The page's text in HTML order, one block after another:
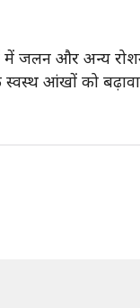
जलन और अन्य
आंखों को बढ़ावा